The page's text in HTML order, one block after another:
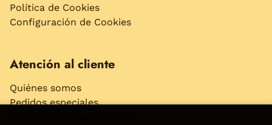
Política de Cookies
Configuración de Cookies
Atención al cliente
Quiénes somos
Pedidos especiales